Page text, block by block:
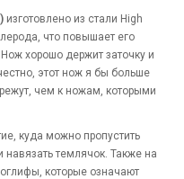
изготовлено из стали High
что повышает его
хорошо держит заточку и
этот нож я бы больше
чем к ножам, которыми
куда можно пропустить
навязать темлячок. Также на
которые означают